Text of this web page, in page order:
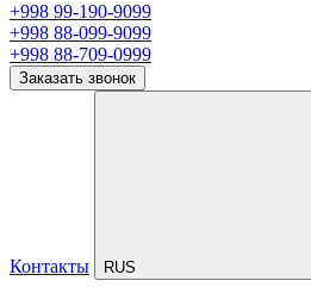
+998 99-190-9099
+998 88-099-9099
+998 88-709-0999
Заказать звонок
Контакты RUS